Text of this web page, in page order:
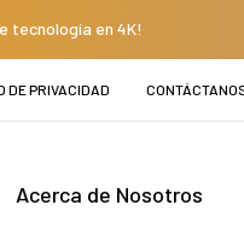
tecnología en 4K!
DE PRIVACIDAD
Acerca de Nosotros